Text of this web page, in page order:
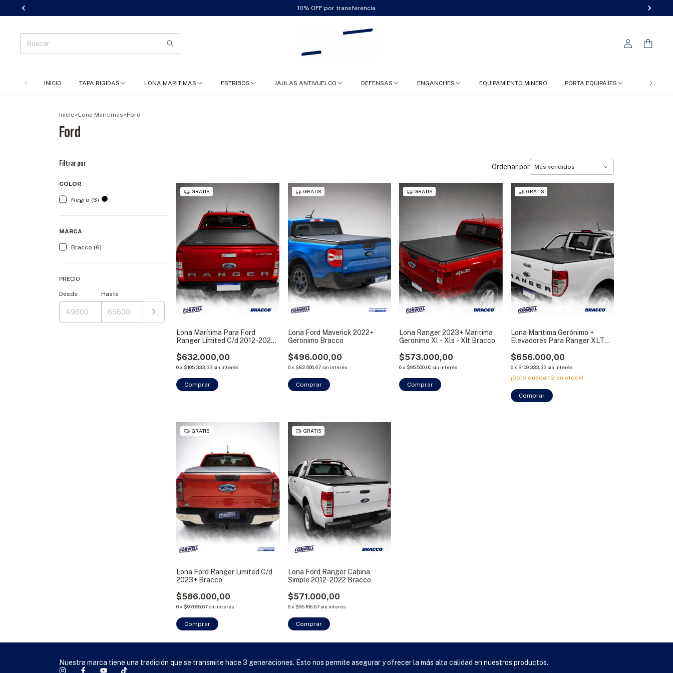
10% OFF por transferencia
INICIO TAPA RIGIDAS LONA MARITIMAS ESTRIBOS JAULAS ANTIVUELCO DEFENSAS ENGANCHES EQUIPAMIENTO MINERO PORTA EQUIPAJES FC 4X4
Inicio>Lona Maritimas>Ford
Ford
Filtrar por
COLOR
Negro (6)
MARCA
Bracco (6)
PRECIO
Desde Hasta
Ordenar por
GRATIS
Lona Marítima Para Ford
Ranger Limited C/d 2012-2022
$632.000,00
6x $105.333,33 sin interés
Comprar
GRATIS
Lona Ford Maverick 2022+
Geronimo Bracco
$496.000,00
6x $82.666,67 sin interés
Comprar
GRATIS
Lona Ranger 2023+ Maritima
Geronimo Xl - Xls - Xlt Bracco
$573.000,00
6x $95.500,00 sin interés
Comprar
GRATIS
Lona Marítima Gerónimo +
Elevadores Para Ranger XLT
$656.000,00
6 x $109.333,33 sin interés
¡Solo quedan 2 en stock!
Comprar
GRATIS
Lona Ford Ranger Limited C/d
2023+ Bracco
$586.000,00
6x $97.666,67 sin interés
Comprar
GRATIS
Lona Ford Ranger Cabina
Simple 2012-2022 Bracco
$571.000,00
6x $95.166,67 sin interés
Comprar
Nuestra marca tiene una tradición que se transmite hace 3 generaciones. Esto nos permite asegurar y ofrecer la más alta calidad en nuestros productos.